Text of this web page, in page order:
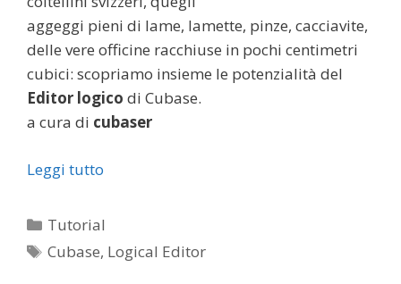
aggeggi pieni di lame, lamette, pinze, cacciavite,
delle vere officine racchiuse in pochi centimetri
cubici: scopriamo insieme le potenzialità del
Editor logico di Cubase.
a cura di cubaser
Leggi tutto
Categorie
Tutorial
Tag
Cubase, Logical Editor